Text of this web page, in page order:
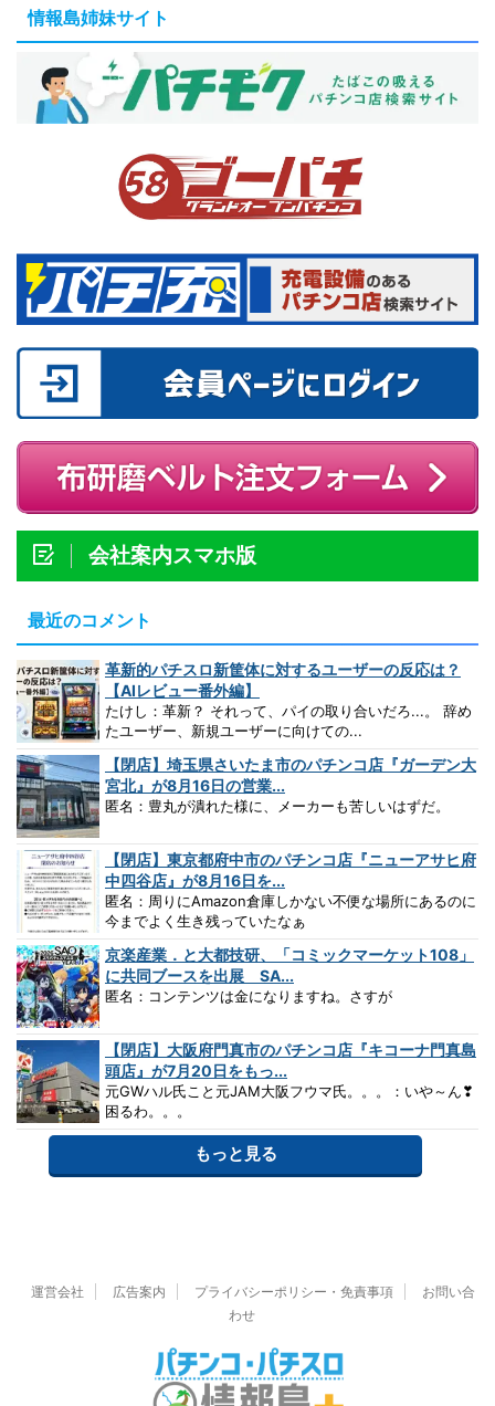
情報島姉妹サイト
会社案内スマホ版
最近のコメント
革新的パチスロ新筐体に対するユーザーの反応は？
【AIレビュー番外編】
たけし：革新？ それって、パイの取り合いだろ...。 辞め
たユーザー、新規ユーザーに向けての...
【閉店】埼玉県さいたま市のパチンコ店『ガーデン大
宮北』が8月16日の営業...
匿名：豊丸が潰れた様に、メーカーも苦しいはずだ。
【閉店】東京都府中市のパチンコ店『ニューアサヒ府
中四谷店』が8月16日を...
匿名：周りにAmazon倉庫しかない不便な場所にあるのに
今までよく生き残っていたなぁ
京楽産業．と大都技研、「コミックマーケット108」
に共同ブースを出展 SA...
匿名：コンテンツは金になりますね。さすが
【閉店】大阪府門真市のパチンコ店『キコーナ門真島
頭店』が7月20日をもっ...
元GWハル氏こと元JAM大阪フウマ氏。。。：いや～ん❣
困るわ。。。
もっと見る
運営会社 広告案内 プライバシーポリシー・免責事項
お問い合
わせ